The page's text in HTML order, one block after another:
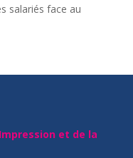
salariés face au
et de la